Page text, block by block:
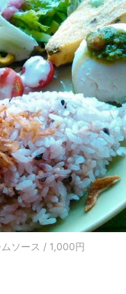
ソース / 1,000円